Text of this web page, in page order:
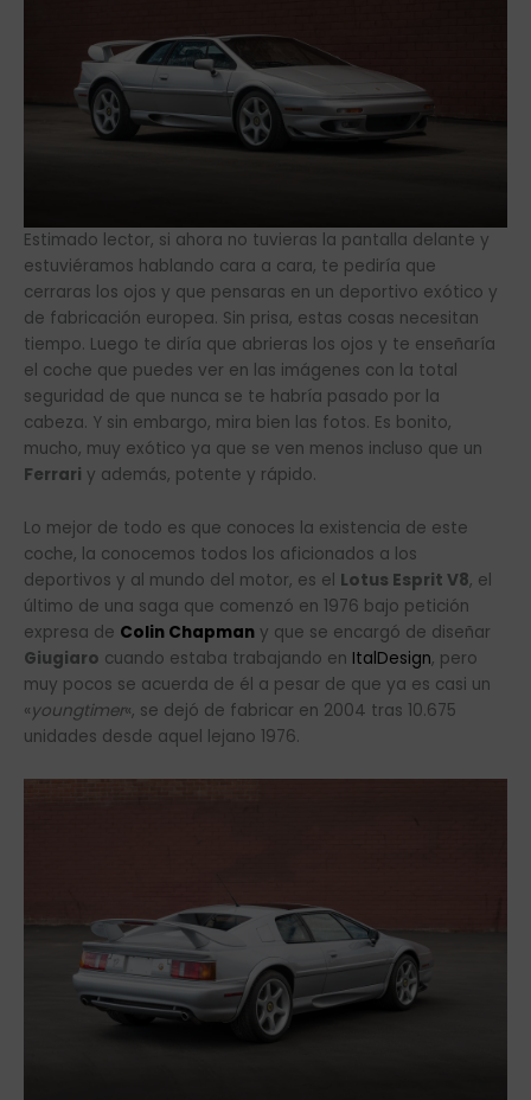
Estimado lector, si ahora no tuvieras la pantalla delante y
estuviéramos hablando cara a cara, te pediría que
cerraras los ojos y que pensaras en un deportivo exótico y
de fabricación europea. Sin prisa, estas cosas necesitan
tiempo. Luego te diría que abrieras los ojos y te enseñaría
el coche que puedes ver en las imágenes con la total
seguridad de que nunca se te habría pasado por la
cabeza. Y sin embargo, mira bien las fotos. Es bonito,
mucho, muy exótico ya que se ven menos incluso que un
Ferrari y además, potente y rápido.
Lo mejor de todo es que conoces la existencia de este
coche, la conocemos todos los aficionados a los
deportivos y al mundo del motor, es el Lotus Esprit V8, el
último de una saga que comenzó en 1976 bajo petición
expresa de Colin Chapman y que se encargó de diseñar
Giugiaro cuando estaba trabajando en ItalDesign, pero
muy pocos se acuerda de él a pesar de que ya es casi un
«youngtimer«, se dejó de fabricar en 2004 tras 10.675
unidades desde aquel lejano 1976.